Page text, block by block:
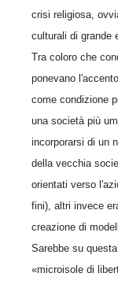
crisi religiosa,
culturali di grande
Tra coloro che
ponevano
come condizione
una società più
incorporarsi di un
della vecchia
orientati verso
fini), altri invece
creazione di
Sarebbe su
«microisole di